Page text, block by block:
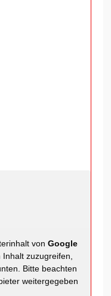
vonGoogle
zuzugreifen,
Bitte beachten
weitergegeben